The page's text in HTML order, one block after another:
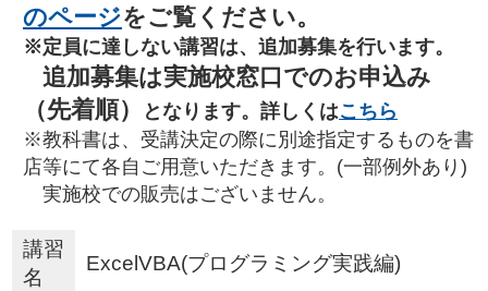
のページをご覧ください。
※定員に達しない講習は、追加募集を行います。
追加募集は実施校窓口でのお申込み
（先着順）
となります。詳しくはこちら
※教科書は、受講決定の際に別途指定するものを書
店等にて各自ご用意いただきます。(一部例外あり)
実施校での販売はございません。
講習
名
ExcelVBA(プログラミング実践編)